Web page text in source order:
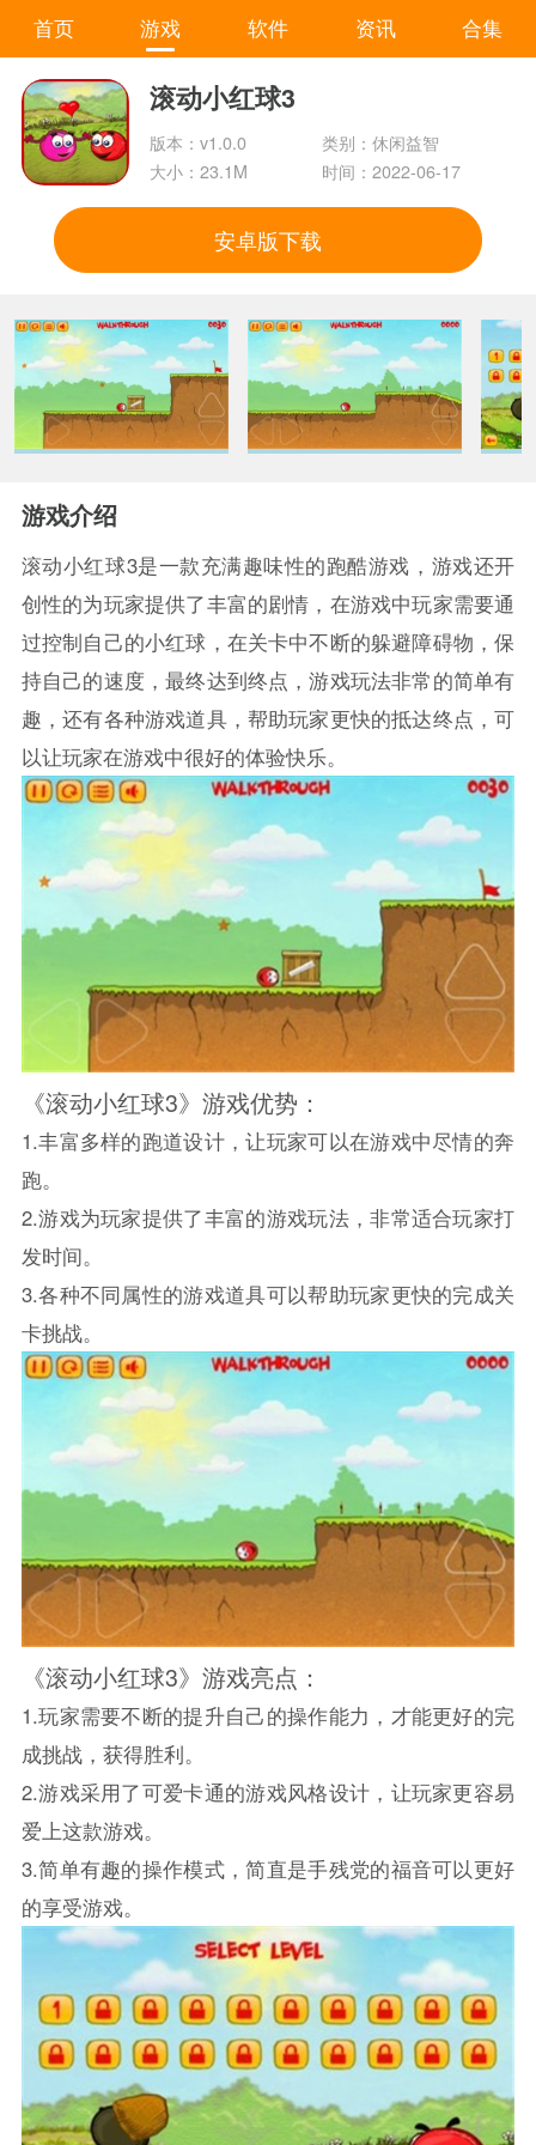
首页 游戏 软件 资讯 合集
滚动小红球3
版本：v1.0.0
类别：休闲益智
大小：23.1M
时间：2022-06-17
安卓版下载
游戏介绍
滚动小红球3是一款充满趣味性的跑酷游戏，游戏还开
创性的为玩家提供了丰富的剧情，在游戏中玩家需要通
过控制自己的小红球，在关卡中不断的躲避障碍物，保
持自己的速度，最终达到终点，游戏玩法非常的简单有
趣，还有各种游戏道具，帮助玩家更快的抵达终点，可
以让玩家在游戏中很好的体验快乐。
《滚动小红球3》游戏优势：
1.丰富多样的跑道设计，让玩家可以在游戏中尽情的奔
跑。
2.游戏为玩家提供了丰富的游戏玩法，非常适合玩家打
发时间。
3.各种不同属性的游戏道具可以帮助玩家更快的完成关
卡挑战。
《滚动小红球3》游戏亮点：
1.玩家需要不断的提升自己的操作能力，才能更好的完
成挑战，获得胜利。
2.游戏采用了可爱卡通的游戏风格设计，让玩家更容易
爱上这款游戏。
3.简单有趣的操作模式，简直是手残党的福音可以更好
的享受游戏。